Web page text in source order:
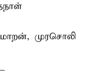
முரசொலி